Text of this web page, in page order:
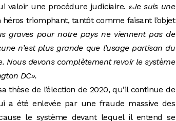
valoir une procédure judiciaire. «Je suis une
triomphant, tantôt comme faisant l’objet
graves pour notre pays ne viennent pas de
n’est plus grande que l’usage partisan du
Nous devons complètement revoir le système
DC».
de l’élection de 2020, qu’il continue de
a été enlevée par une fraude massive des
le système devant lequel il entend se